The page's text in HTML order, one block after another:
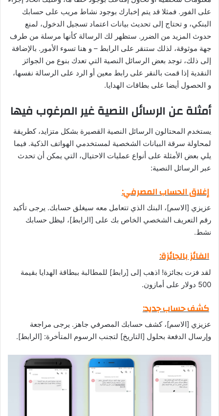
على الفور. فمثلا قد يتم إخبارك بوجود نشاط مريب على حسابك
البنكي، و تحتاج إلى تحديث بيانات اعتماد تسجيل الدخول، لمنع
حدوث المزيد من الضرر. ستظهر لك الرسالة كأنها مرسلة من طرف
جهة موثوقة، لذلك ستنقر على الرابط – و هنا تسوء الأمور. بالإضافة
إلى ذلك، توجد بعض الرسائل النصية التي تعدك بنوع من الجوائز
النقدية إذا قمت بالنقر على رابط معين أو الرد على الرسالة نفسها،
و الحصول أيضا على بطاقات الهدايا.
أمثلة عن الرسائل النصية غير المرغوب فيها
يستخدم المحتالون الرسائل النصية القصيرة بشكل متزايد، كطريقة
لمحاولة سرقة البيانات الشخصية لمستخدمي الهواتف الذكية. فيما
يلي بعض الأمثلة على أنواع عمليات الاحتيال، التي يمكن أن تحدث
عبر الرسائل النصية:
إغلاق الحساب المصرفي:
عزيزي [الاسم]، البنك الذي تتعامل معه سيغلق حسابك. يرجى تأكيد
رقم التعريف الشخصي الخاص بك على [الرابط]، ليظل حسابك
نشط.
الفائز بالجائزة:
لقد فزت بجائزة! اذهب إلى [رابط] للمطالبة ببطاقة الهدايا بقيمة
500 دولار على أمازون.
كشف حساب جديد:
عزيزي [الاسم]، كشف حسابك المصرفي جاهز. يرجى مراجعة
وإرسال الدفعة بحلول [التاريخ] لتجنب الرسوم المتأخرة: [الرابط].